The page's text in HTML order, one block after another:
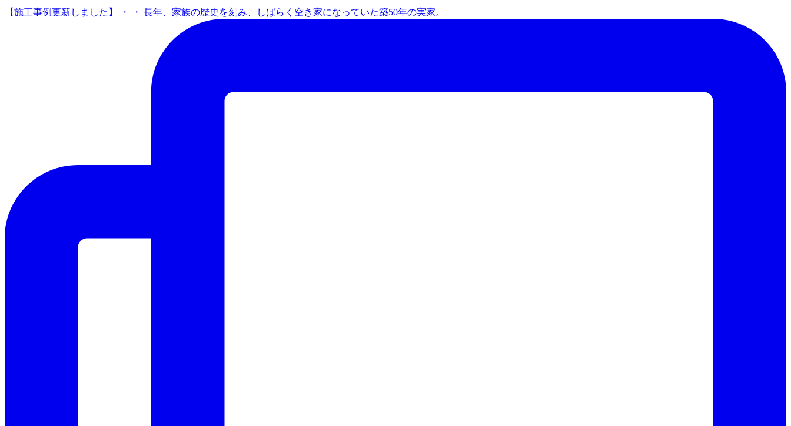
【施工事例更新しました】 ・ ・ 長年、家族の歴史を刻み、しばらく空き家になっていた築50年の実家。